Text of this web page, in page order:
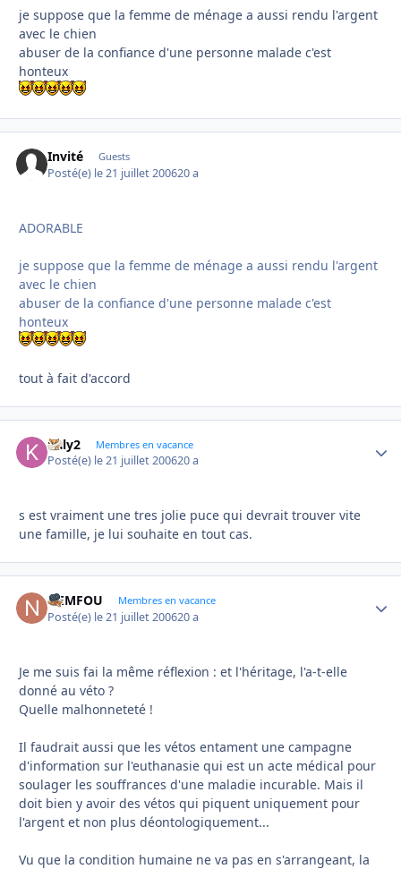
je suppose que la femme de ménage a aussi rendu l'argent
avec le chien
abuser de la confiance d'une personne malade c'est
honteux
Invité Guests
Posté(e) le 21 juillet 200620 a
ADORABLE
je suppose que la femme de ménage a aussi rendu l'argent
avec le chien
abuser de la confiance d'une personne malade c'est
honteux
tout à fait d'accord
kaly2 Membres en vacance
Posté(e) le 21 juillet 200620 a
s est vraiment une tres jolie puce qui devrait trouver vite
une famille, je lui souhaite en tout cas.
NEMFOU Membres en vacance
Posté(e) le 21 juillet 200620 a
Je me suis fai la même réflexion : et l'héritage, l'a-t-elle
donné au véto ?
Quelle malhonneteté !
Il faudrait aussi que les vétos entament une campagne
d'information sur l'euthanasie qui est un acte médical pour
soulager les souffrances d'une maladie incurable. Mais il
doit bien y avoir des vétos qui piquent uniquement pour
l'argent et non plus déontologiquement...
Vu que la condition humaine ne va pas en s'arrangeant, la